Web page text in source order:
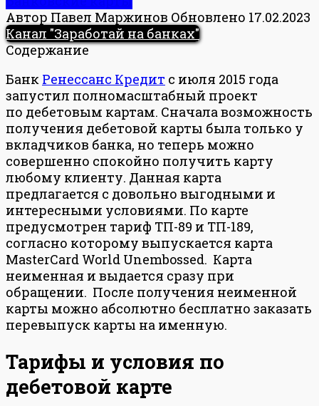
Автор Павел Маржинов Обновлено 17.02.2023
Канал "Заработай на банках"
Содержание
Банк Ренессанс Кредит с июля 2015 года
запустил полномасштабный проект
по дебетовым картам. Сначала возможность
получения дебетовой карты была только у
вкладчиков банка, но теперь можно
совершенно спокойно получить карту
любому клиенту. Данная карта
предлагается с довольно выгодными и
интересными условиями. По карте
предусмотрен тариф ТП-89 и ТП-189,
согласно которому выпускается карта
MasterCard World Unembossed. Карта
неименная и выдается сразу при
обращении. После получения неименной
карты можно абсолютно бесплатно заказать
перевыпуск карты на именную.
Тарифы и условия по
дебетовой карте